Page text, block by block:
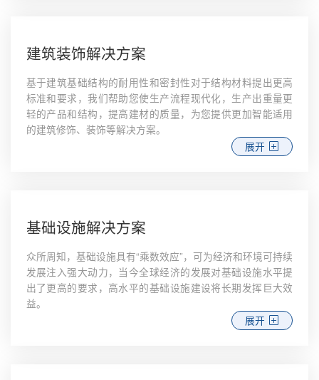
建筑装饰解决方案
基于建筑基础结构的耐用性和密封性对于结构材料提出更高
标准和要求，我们帮助您使生产流程现代化，生产出重量更
轻的产品和结构，提高建材的质量，为您提供更加智能适用
的建筑修饰、装饰等解决方案。
展开
基础设施解决方案
众所周知，基础设施具有“乘数效应”，可为经济和环境可持续
发展注入强大动力，当今全球经济的发展对基础设施水平提
出了更高的要求，高水平的基础设施建设将长期发挥巨大效
益。
展开